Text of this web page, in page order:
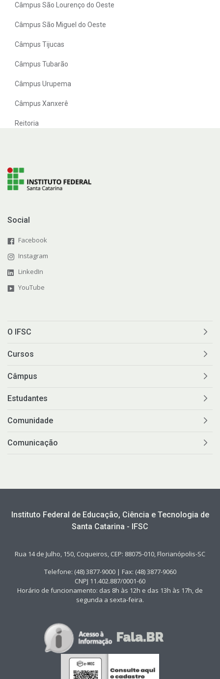
Câmpus São Lourenço do Oeste
Câmpus São Miguel do Oeste
Câmpus Tijucas
Câmpus Tubarão
Câmpus Urupema
Câmpus Xanxerê
Reitoria
Social
Facebook
Instagram
LinkedIn
YouTube
O IFSC
Cursos
Câmpus
Estudantes
Comunidade
Comunicação
Instituto Federal de Educação, Ciência e Tecnologia de
Santa Catarina - IFSC
Rua 14 de Julho, 150, Coqueiros, CEP: 88075-010, Florianópolis-SC
Telefone: (48) 3877-9000 | Fax: (48) 3877-9060
CNPJ 11.402.887/0001-60
Horário de funcionamento: das 8h às 12h e das 13h às 17h, de
segunda a sexta-feira.